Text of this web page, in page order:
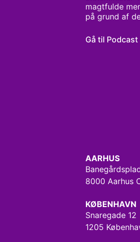
magtfulde
på grund af
Hvad står der
Gå til Podcast
AARHUS
8000 Aarhus
KØBENHAVN
Snaregade 12
1205